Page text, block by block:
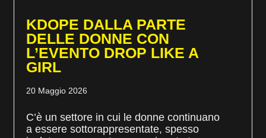
KDOPE DALLA PARTE
DELLE DONNE CON
L’EVENTO DROP LIKE A
GIRL
20 Maggio 2026
C’è un settore in cui le donne continuano
a essere sottorappresentate, spesso